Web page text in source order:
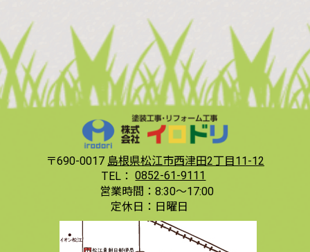
〒690-0017 島根県松江市西津田2丁目11-12
TEL： 0852-61-9111
営業時間： 8:30〜17:00
定休日： 日曜日